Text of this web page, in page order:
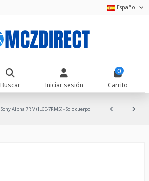
Español
Buscar Iniciar sesión
0
Carrito
Sony Alpha 7R V (ILCE-7RM5) - Solo cuerpo